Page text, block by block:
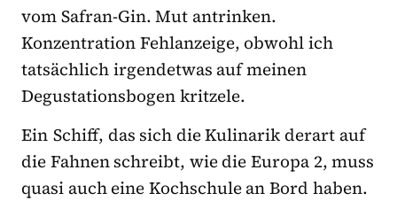
vom Safran-Gin. Mut antrinken.
Konzentration Fehlanzeige, obwohl ich
tatsächlich irgendetwas auf meinen
Degustationsbogen kritzele.
Ein Schiff, das sich die Kulinarik derart auf
die Fahnen schreibt, wie die Europa 2, muss
quasi auch eine Kochschule an Bord haben.